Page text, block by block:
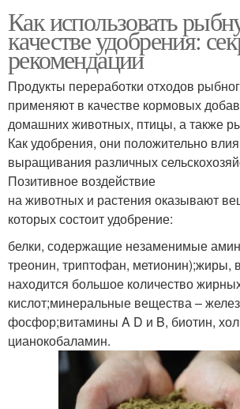
Как использовать
качестве удобрения:
рекомендации
Продукты переработки отходов
применяют в качестве кормовых
домашних животных, птицы, а также
Как удобрения, они положительно
выращивания различных
Позитивное воздействие
на животных и растения оказывают
которых состоит удобрение:
белки, содержащие незаменимые
треонин, триптофан, метионин);жиры,
находится большое количество
кислот;минеральные вещества –
фосфор;витамины A D и B, биотин,
цианокобаламин.